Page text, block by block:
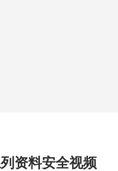
资料安全视频